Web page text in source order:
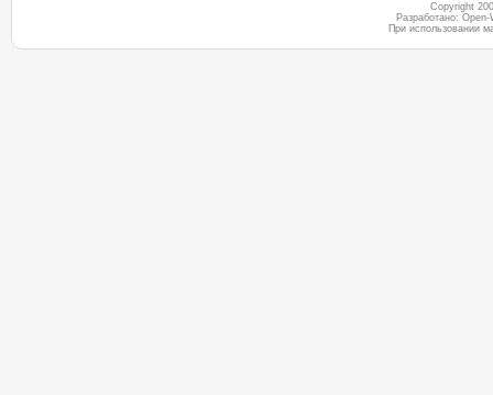
Copyright
Разработано:
При использовании